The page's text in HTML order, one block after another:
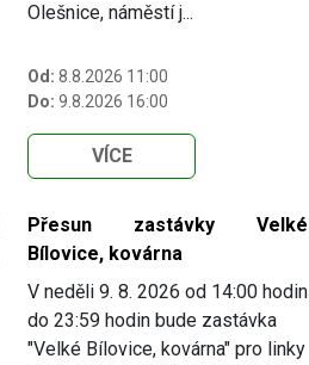
Olešnice, náměstí j...
Od: 8.8.2026 11:00
Do: 9.8.2026 16:00
VÍCE
Přesun zastávky Velké
Bílovice, kovárna
V neděli 9. 8. 2026 od 14:00 hodin
do 23:59 hodin bude zastávka
"Velké Bílovice, kovárna" pro linky